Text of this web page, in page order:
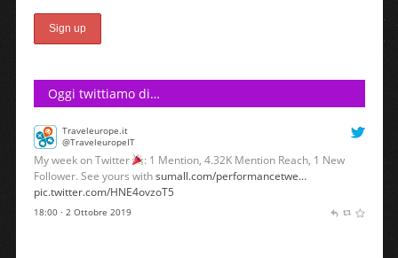
Oggi twittiamo di…
Traveleurope.it
@TraveleuropeIT
My week on Twitter
: 1 Mention, 4.32K Mention Reach, 1 New
Follower. See yours withsumall.com/performancetwe…
pic.twitter.com/HNE4ovzoT5
18:00 · 2 Ottobre 2019